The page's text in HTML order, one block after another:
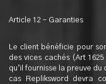
Article 12 – Garanties
Le client bénéficie pour
des vices cachés (Art
qu’il fournisse la preuve
cas Repliksword devra